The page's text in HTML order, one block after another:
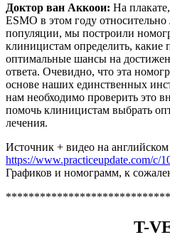
Доктор ван Аккоои: На
ESMO в этом году
популяции, мы построили
клиницистам определить,
оптимальные шансы на
ответа. Очевидно, что эта
основе наших единственных
нам необходимо проверить это
помочь клиницистам выбрать
лечения.
Источник + видео на английском
https://www.practiceupdate.com/c/
Графиков и номограмм, к
T-